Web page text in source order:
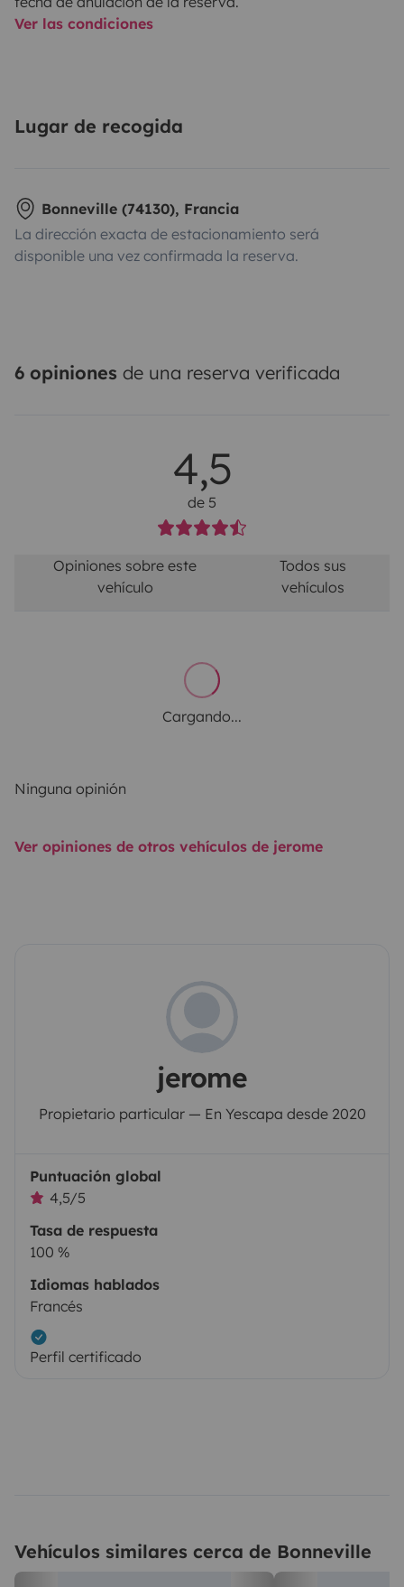
Ver las condiciones
Lugar de recogida
Bonneville (74130), Francia
La dirección exacta de estacionamiento será
disponible una vez confirmada la reserva.
6 opiniones de una reserva verificada
4,5
de 5
Opiniones sobre este
vehículo
Todos sus
vehículos
Cargando...
Ninguna opinión
Ver opiniones de otros vehículos de jerome
jerome
Propietario particular — En Yescapa desde 2020
Puntuación global
4,5/5
Tasa de respuesta
100 %
Idiomas hablados
Francés
Perfil certificado
Vehículos similares cerca de Bonneville